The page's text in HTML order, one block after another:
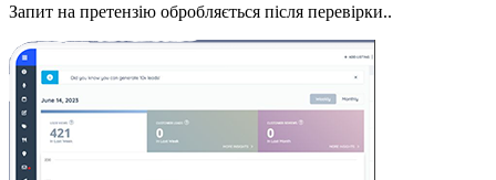
Запит на претензію обробляється після перевірки..